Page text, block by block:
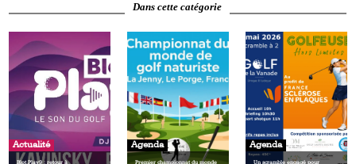
Dans cette catégorie
Actualité
Blot Play9 : retour à
Agenda
Premier championnat du monde
Agenda
Un scramble engagé pour